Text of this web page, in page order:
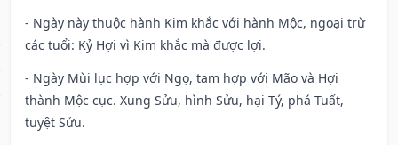
- Ngày này thuộc hành Kim khắc với hành Mộc, ngoại trừ
các tuổi: Kỷ Hợi vì Kim khắc mà được lợi.
- Ngày Mùi lục hợp với Ngọ, tam hợp với Mão và Hợi
thành Mộc cục. Xung Sửu, hình Sửu, hại Tý, phá Tuất,
tuyệt Sửu.